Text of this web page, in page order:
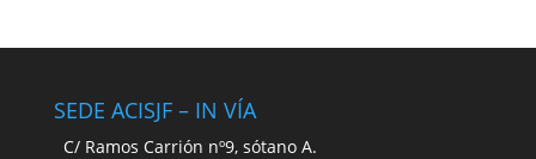
SEDE ACISJF – IN VÍA
C/ Ramos Carrión nº9, sótano A.